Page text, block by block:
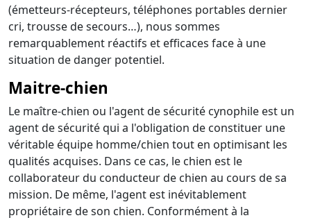
(émetteurs-récepteurs, téléphones portables dernier
cri, trousse de secours…), nous sommes
remarquablement réactifs et efficaces face à une
situation de danger potentiel.
Maitre-chien
Le maître-chien ou l'agent de sécurité cynophile est un
agent de sécurité qui a l'obligation de constituer une
véritable équipe homme/chien tout en optimisant les
qualités acquises. Dans ce cas, le chien est le
collaborateur du conducteur de chien au cours de sa
mission. De même, l'agent est inévitablement
propriétaire de son chien. Conformément à la